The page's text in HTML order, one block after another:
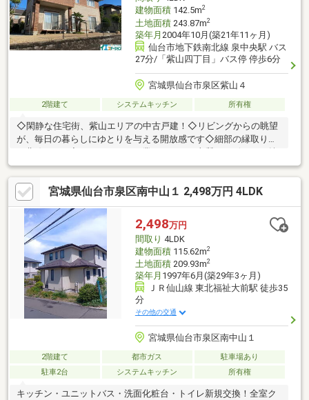
建物面積142.5m2
土地面積243.87m2
築年月 2004年10月(築21年11ヶ月)
仙台市地下鉄南北線 泉中央駅 バス
27分/「紫山四丁目」バス停 停歩6分
宮城県仙台市泉区紫山４
2階建て システムキッチン 所有権
◇閑静な住宅街、紫山エリアの中古戸建！◇リビングからの眺望
が、毎日の暮らしにゆとりを与える開放感です◇細部の縁取りま
力です◇各居室は温もりある塗り壁仕上げ！万が一の傷も補修し
やすく、美しさを保てます◇外壁はタイル貼り、屋根は瓦葺を採
用！将来的なメンテナンスコストを抑えやすい住まいです◇屋根
裏収納がありますぜひお気軽にお問い合わせください！
宮城県仙台市泉区南中山１ 2,498万円 4LDK
2,498万円
間取り 4LDK
建物面積115.62m2
土地面積209.93m2
築年月 1997年6月(築29年3ヶ月)
ＪＲ仙山線 東北福祉大前駅 徒歩35
分
その他の交通
宮城県仙台市泉区南中山１
2階建て 都市ガス
駐車場あり
駐車2台
システムキッチン 所有権
キッチン・ユニットバス・洗面化粧台・トイレ新規交換！全室ク